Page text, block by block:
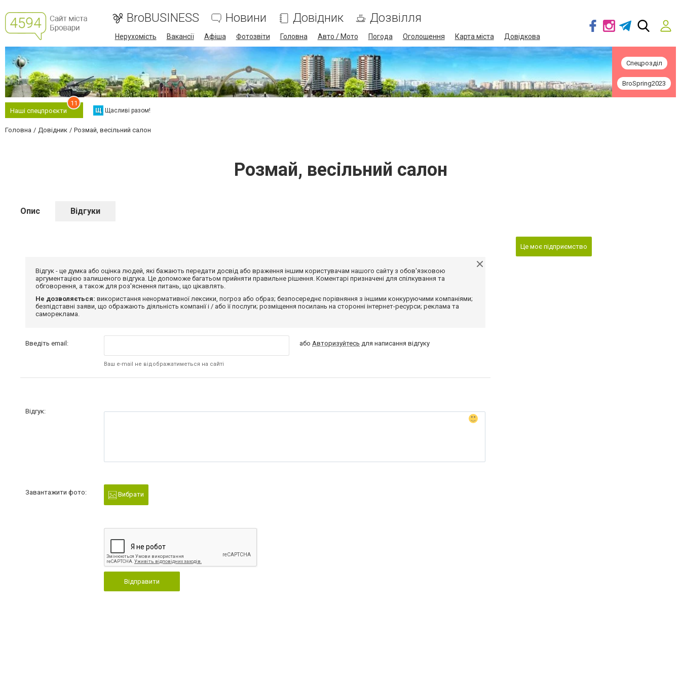
BroBUSINESS Новини Довідник Дозвілля
Нерухомість Вакансії Афіша Фотозвіти Головна Авто / Мото Погода Оголошення Карта міста Довідкова
Спецрозділ
BroSpring2023
Наші спецпроєкти
11
Щ Щасливі разом!
Головна Довідник Розмай, весільний салон
Розмай, весільний салон
Опис Відгуки
Відгук - це думка або оцінка людей, які бажають передати досвід або враження іншим користувачам нашого сайту з обов'язковою
аргументацією залишеного відгука. Це допоможе багатьом прийняти правильне рішення. Коментарі призначені для спілкування та
обговорення, а також для роз'яснення питань, що цікавлять.
Не дозволяється: використання ненормативної лексики, погроз або образ; безпосереднє порівняння з іншими конкуруючими компаніями;
безпідставні заяви, що ображають діяльність компанії і / або її послуги; розміщення посилань на сторонні інтернет-ресурси; реклама та
самореклама.
Введіть email:
Ваш e-mail не відображатиметься на сайті
абоАвторизуйтесь для написання відгуку
Відгук:
Завантажити фото: Вибрати
Відправити
Це моє підприємство